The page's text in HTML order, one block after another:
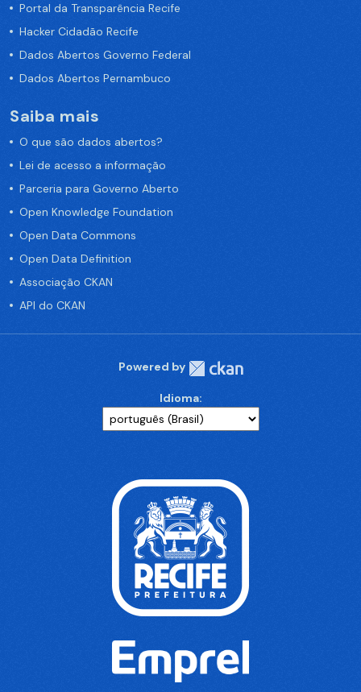
Portal da Transparência Recife
Hacker Cidadão Recife
Dados Abertos Governo Federal
Dados Abertos Pernambuco
Saiba mais
O que são dados abertos?
Lei de acesso a informação
Parceria para Governo Aberto
Open Knowledge Foundation
Open Data Commons
Open Data Definition
Associação CKAN
API do CKAN
Powered by
Idioma